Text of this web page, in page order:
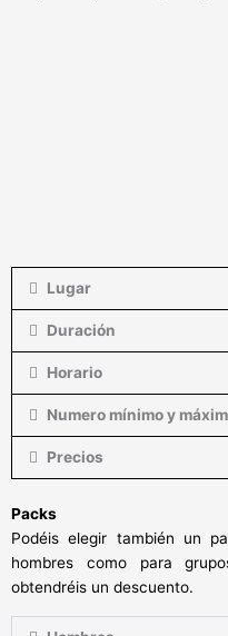
Lugar
Duración
Horario
Numero mínimo y
Precios
Packs
Podéis elegir también un
hombres como para
obtendréis un descuento.